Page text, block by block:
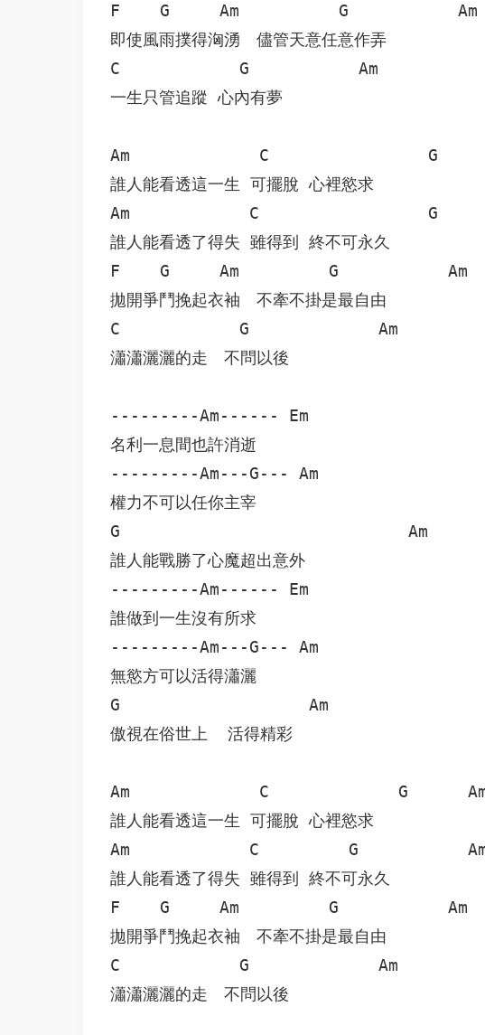
F    G     Am          G           Am
即使風雨撲得洶湧　儘管天意任意作弄
C            G           Am
一生只管追蹤 心內有夢
Am             C                G
誰人能看透這一生 可擺脫 心裡慾求
Am            C                 G
誰人能看透了得失 雖得到 終不可永久
F    G     Am         G           Am
拋開爭鬥挽起衣袖　不牽不掛是最自由
C            G             Am
瀟瀟灑灑的走　不問以後
---------Am------ Em
名利一息間也許消逝
---------Am---G--- Am
權力不可以任你主宰
G                             Am
誰人能戰勝了心魔超出意外
---------Am------ Em
誰做到一生沒有所求
---------Am---G--- Am
無慾方可以活得瀟灑
G                   Am
傲視在俗世上  活得精彩
Am             C             G
誰人能看透這一生 可擺脫 心裡慾求
Am            C         G
誰人能看透了得失 雖得到 終不可永久
F    G     Am         G           Am
拋開爭鬥挽起衣袖　不牽不掛是最自由
C            G             Am
瀟瀟灑灑的走　不問以後